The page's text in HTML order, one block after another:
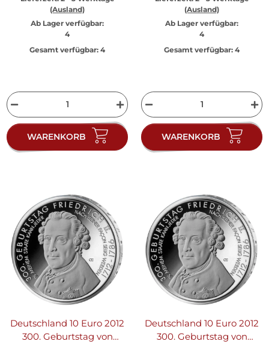
(Ausland)
Ab Lager verfügbar:
4
Gesamt verfügbar: 4
WARENKORB
(Ausland)
Ab Lager verfügbar:
4
Gesamt verfügbar: 4
WARENKORB
Deutschland 10 Euro 2012
300. Geburtstag von
Deutschland 10 Euro 2012
300. Geburtstag von